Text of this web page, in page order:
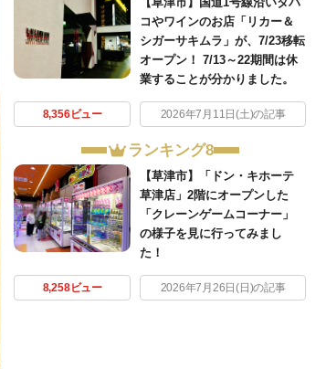
コやワインのお店「リカー＆
シガーサキムラ」が、7/23移転
オープン！ 7/13～22期間は休
業することが分かりました。
8,356ビュー 2026年7月11日(土)の記事
ランキング8
【草津市】「ドン・キホーテ
草津店」2階にオープンした
「クレーンゲームコーナー」
の様子を見に行ってみまし
た！
8,258ビュー 2026年7月26日(日)の記事